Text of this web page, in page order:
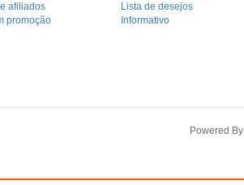
afiliados
promoção
Lista de desejos
Informativo
Powered By